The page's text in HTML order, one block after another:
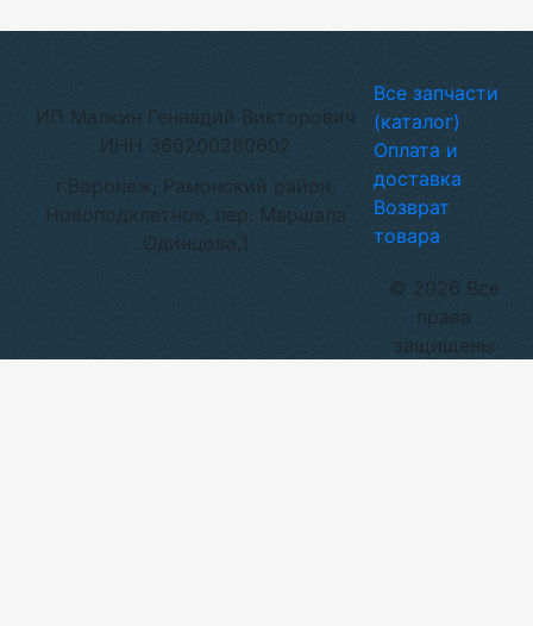
ИП Малкин Геннадий Викторович
ИНН 366200280602
г.Воронеж, Рамонский район,
Новоподклетное, пер. Маршала
Одинцова,1
© 2026 Все
права
защищены
Все запчасти
(каталог)
Оплата и
доставка
Возврат
товара